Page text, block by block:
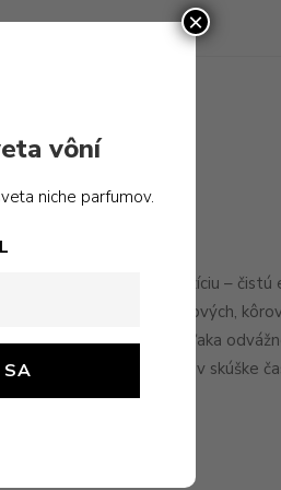
samotnú kompozíciu – čistú
vír ovocných, citrusových,
zeleného jablka. Vďaka
tak, aby obstála v skúške
vôní
niche parfumov.
×